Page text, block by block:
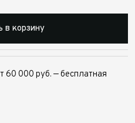
в корзину
60 000 руб. — бесплатная